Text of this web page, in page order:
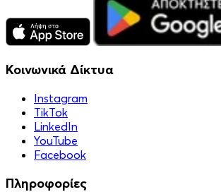
Κοινωνικά Δίκτυα
Instagram
TikTok
LinkedIn
YouTube
Facebook
Πληροφορίες